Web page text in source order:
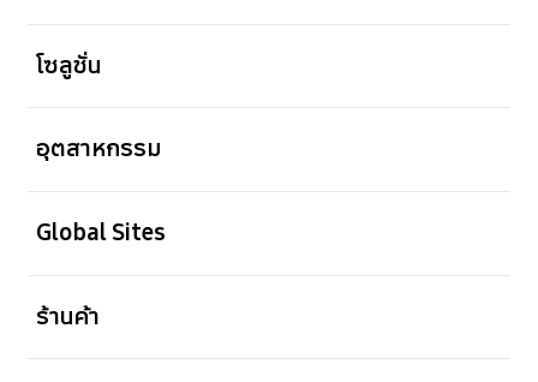
โซลูชั่น
อุตสาหกรรม
Global Sites
ร้านค้า